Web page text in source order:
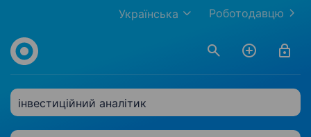
Роботодавцю
Українська
інвестиційний аналітик